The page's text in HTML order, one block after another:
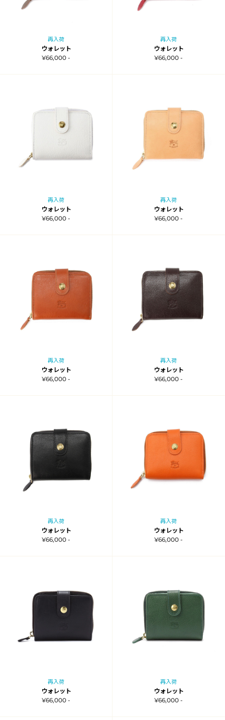
再入荷
ウォレット
¥66,000 -
再入荷
ウォレット
¥66,000 -
再入荷
ウォレット
¥66,000 -
再入荷
ウォレット
¥66,000 -
再入荷
ウォレット
¥66,000 -
再入荷
ウォレット
¥66,000 -
再入荷
ウォレット
¥66,000 -
再入荷
ウォレット
¥66,000 -
再入荷
ウォレット
¥66,000 -
再入荷
ウォレット
¥66,000 -